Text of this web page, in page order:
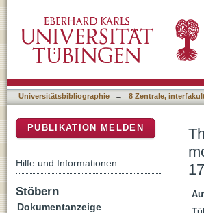
Defoe's writings on the
Universitätsbibliographie → 8 Zentrale,
PUBLIKATION MELDEN
Hilfe und Informationen
Stöbern
Dokumentanzeige